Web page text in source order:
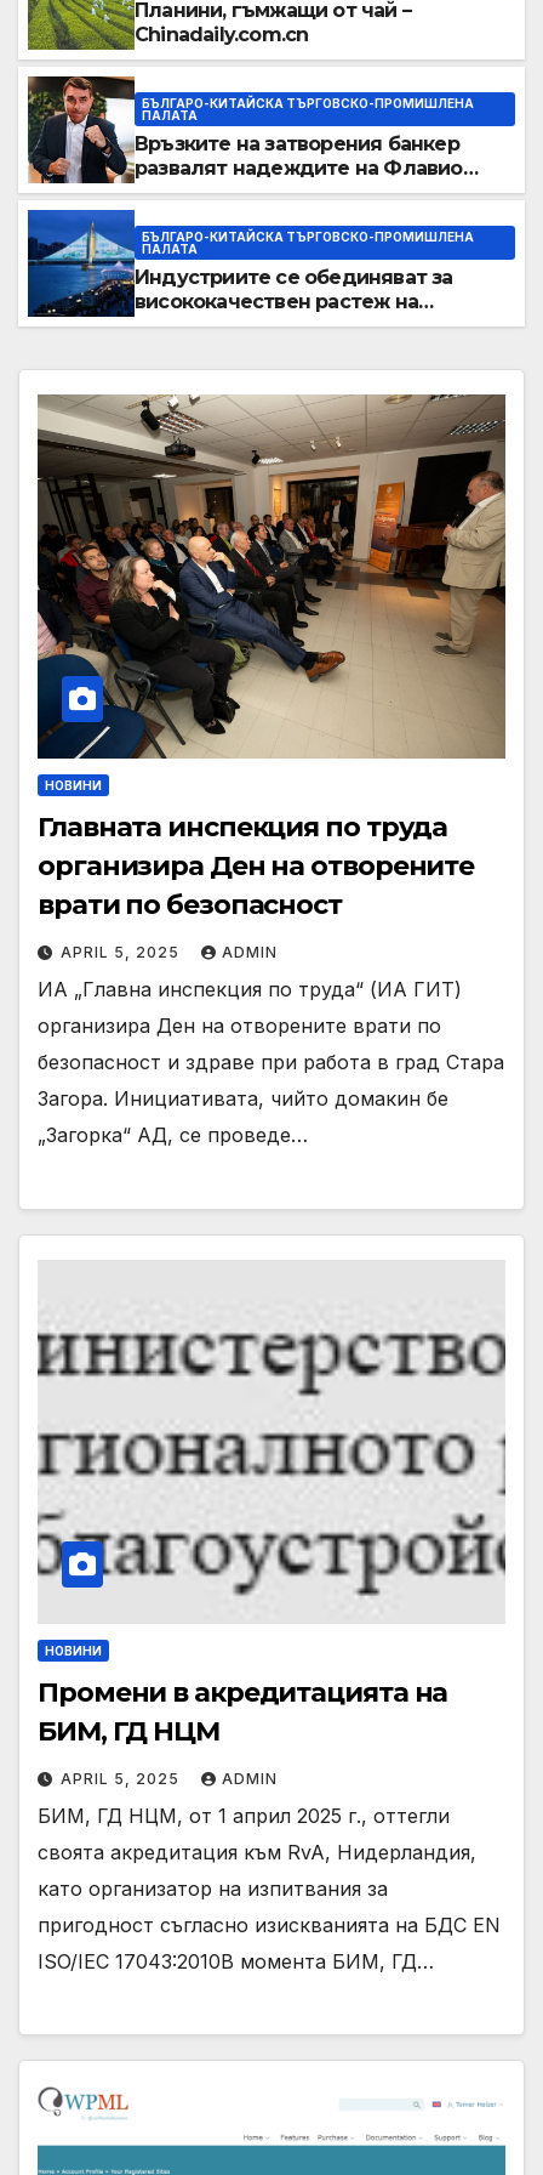
Планини, гъмжащи от чай –
Chinadaily.com.cn
БЪЛГАРО-КИТАЙСКА ТЪРГОВСКО-ПРОМИШЛЕНА
ПАЛАТА
Връзките на затворения банкер
развалят надеждите на Флавио
Болсонаро за президент на
БЪЛГАРО-КИТАЙСКА ТЪРГОВСКО-ПРОМИШЛЕНА
ПАЛАТА
Индустриите се обединяват за
висококачествен растеж на
културния и туристическия сектор
НОВИНИ
Главната инспекция по труда
организира Ден на отворените
врати по безопасност
APRIL 5, 2025 ADMIN
ИА „Главна инспекция по труда“ (ИА ГИТ)
организира Ден на отворените врати по
безопасност и здраве при работа в град Стара
Загора. Инициативата, чийто домакин бе
„Загорка“ АД, се проведе…
НОВИНИ
Промени в акредитацията на
БИМ, ГД НЦМ
APRIL 5, 2025 ADMIN
БИМ, ГД НЦМ, от 1 април 2025 г., оттегли
своята акредитация към RvA, Нидерландия,
като организатор на изпитвания за
пригодност съгласно изискванията на БДС EN
ISO/IEC 17043:2010В момента БИМ, ГД…